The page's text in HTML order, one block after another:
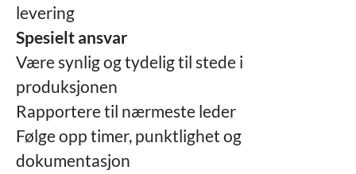
levering
Spesielt ansvar
Være synlig og tydelig til stede i
produksjonen
Rapportere til nærmeste leder
Følge opp timer, punktlighet og
dokumentasjon